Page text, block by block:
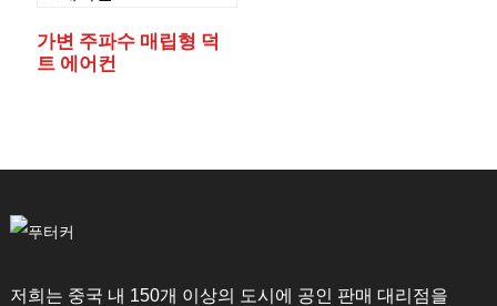
가변 주파수 매립형 덕
트 에어컨
저희는 중국 내 150개 이상의 도시에 공인 판매 대리점을